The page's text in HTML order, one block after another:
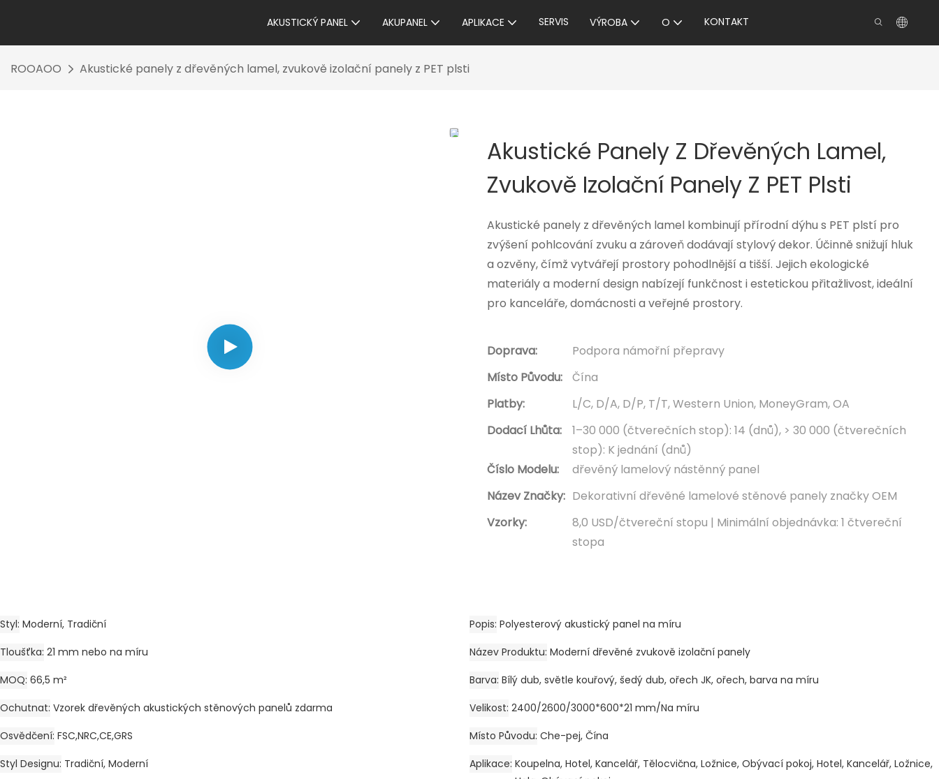
AKUSTICKÝ PANEL AKUPANEL APLIKACE SERVIS VÝROBA O KONTAKT
ROOAOO Akustické panely z dřevěných lamel, zvukově izolační panely z PET plsti
Akustické Panely Z Dřevěných Lamel,
Zvukově Izolační Panely Z PET Plsti
Akustické panely z dřevěných lamel kombinují přírodní dýhu s PET plstí pro
zvýšení pohlcování zvuku a zároveň dodávají stylový dekor. Účinně snižují hluk
a ozvěny, čímž vytvářejí prostory pohodlnější a tišší. Jejich ekologické
materiály a moderní design nabízejí funkčnost i estetickou přitažlivost, ideální
pro kanceláře, domácnosti a veřejné prostory.
Doprava:
Podpora námořní přepravy
Místo Původu:
Čína
Platby:
L/C, D/A, D/P, T/T, Western Union, MoneyGram, OA
Dodací Lhůta:
1–30 000 (čtverečních stop): 14 (dnů), > 30 000 (čtverečních
stop): K jednání (dnů)
Číslo Modelu:
dřevěný lamelový nástěnný panel
Název Značky: Dekorativní dřevěné lamelové stěnové panely značky OEM
Vzorky:
8,0 USD/čtvereční stopu | Minimální objednávka: 1 čtvereční
stopa
Styl Moderní, Tradiční Popis Polyesterový akustický panel na míru
Tloušťka 21 mm nebo na míru Název Produktu Moderní dřevěné zvukově izolační panely
MOQ 66,5 m² Barva Bílý dub, světle kouřový, šedý dub, ořech JK, ořech, barva na míru
Ochutnat Vzorek dřevěných akustických stěnových panelů zdarma Velikost 2400/2600/3000*600*21 mm/Na míru
Osvědčení FSC,NRC,CE,GRS Místo Původu Che-pej, Čína
Styl Designu Tradiční, Moderní Aplikace Koupelna, Hotel, Kancelář, Tělocvična, Ložnice, Obývací pokoj, Hotel, Kancelář, Ložnice,